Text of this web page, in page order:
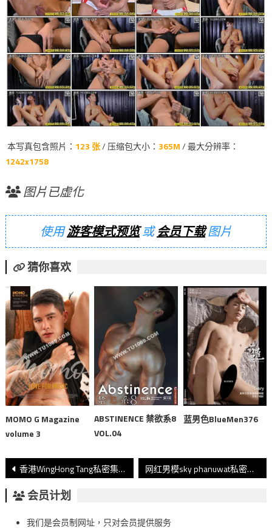
本写真包含照片： 123 张/ 压缩包大小： 365M/ 最大分辨率：
1242x1758
图片已虚化
使用游客模式预览或会员下载图片
猜你喜欢
MOMO G Magazine
volume 3
ABSTINENCE 禁欲系8
VOL.04
蓝男色BlueMen376
文
章
導
香港WingHong Tang私密集P3 网红男模sky phanuwat私密集P1
会员计划
我们是会员制网址，只对会员提供服务